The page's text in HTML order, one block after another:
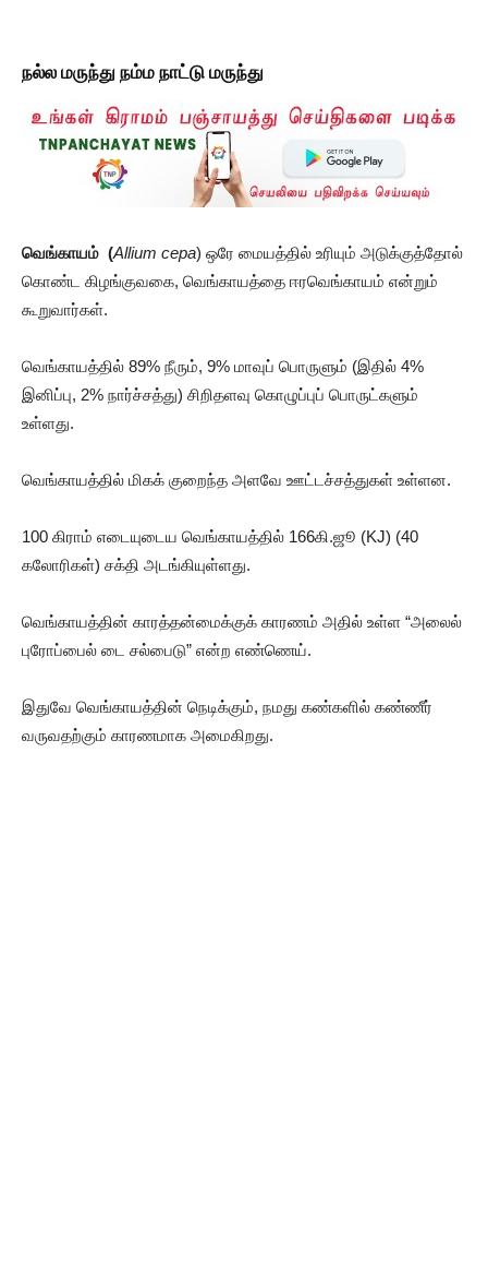
நல்ல மருந்து நம்ம நாட்டு மருந்து
வெங்காயம் (Allium cepa) ஒரே மையத்தில் உரியும் அடுக்குத்தோல்
கொண்ட கிழங்குவகை, வெங்காயத்தை ஈரவெங்காயம் என்றும்
கூறுவார்கள்.
வெங்காயத்தில் 89% நீரும், 9% மாவுப் பொருளும் (இதில் 4%
இனிப்பு, 2% நார்ச்சத்து) சிறிதளவு கொழுப்புப் பொருட்களும்
உள்ளது.
வெங்காயத்தில் மிகக் குறைந்த அளவே ஊட்டச்சத்துகள் உள்ளன.
100 கிராம் எடையுடைய வெங்காயத்தில் 166கி.ஜூ (KJ) (40
கலோரிகள்) சக்தி அடங்கியுள்ளது.
வெங்காயத்தின் காரத்தன்மைக்குக் காரணம் அதில் உள்ள “அலைல்
புரோப்பைல் டை சல்பைடு” என்ற எண்ணெய்.
இதுவே வெங்காயத்தின் நெடிக்கும், நமது கண்களில் கண்ணீர்
வருவதற்கும் காரணமாக அமைகிறது.